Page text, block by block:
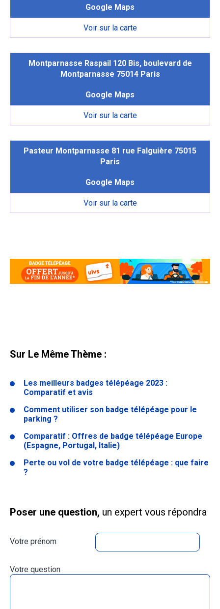
Google Maps
Voir sur la carte
Montparnasse Raspail 120 Bis, boulevard de
Montparnasse 75014 Paris
Google Maps
Voir sur la carte
Pasteur Montparnasse 81 rue Falguière 75015
Paris
Google Maps
Voir sur la carte
Sur Le Même Thème :
Les meilleurs badges télépéage 2023 :
Comparatif et avis
Comment utiliser son badge télépéage pour le
parking ?
Comparatif : Offres de badge télépéage Europe
(Espagne, Portugal, Italie)
Perte ou vol de votre badge télépéage : que faire
?
Poser une question, un expert vous répondra
Votre prénom
Votre question